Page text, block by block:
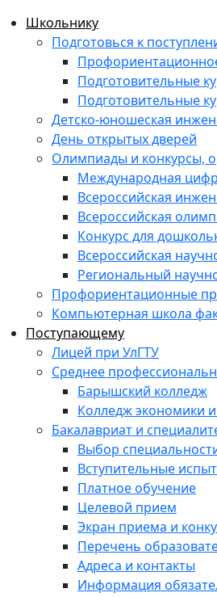
Школьнику
Подготовься к
Подготовительные
Подготовительные
Детско-юношеская
День открытых дверей
Олимпиады и конкурсы,
Международная
Всероссийская
Всероссийская
Конкурс для
Всероссийская
Региональный
Профориентационные
Компьютерная школа
Поступающему
Лицей при УлГТУ
Среднее
Барышский колледж
Колледж экономики
Бакалавриат и
Выбор
Вступительные
Платное обучение
Целевой прием
Экран приема и
Перечень
Адреса и контакты
Информация